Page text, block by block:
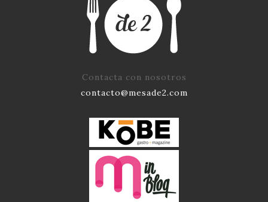
Contacta con nosotros
contacto@mesade2.com